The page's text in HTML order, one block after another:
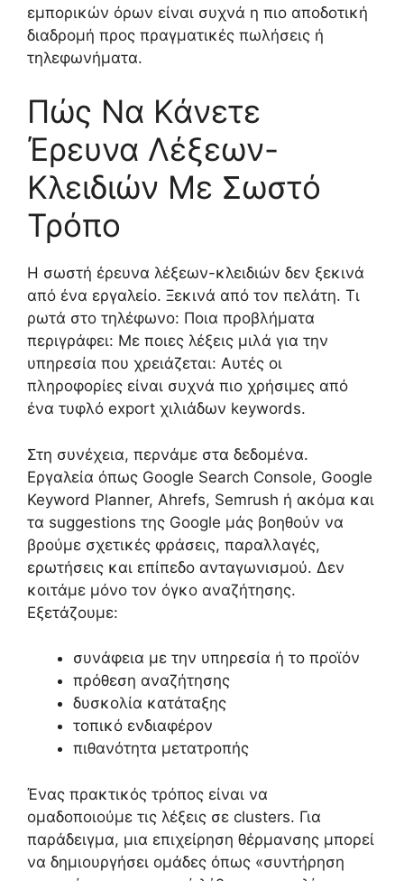
εμπορικών όρων είναι συχνά η πιο αποδοτική
διαδρομή προς πραγματικές πωλήσεις ή
τηλεφωνήματα.
Πώς Να Κάνετε
Έρευνα Λέξεων-
Κλειδιών Με Σωστό
Τρόπο
Η σωστή έρευνα λέξεων-κλειδιών δεν ξεκινά
από ένα εργαλείο. Ξεκινά από τον πελάτη. Τι
ρωτά στο τηλέφωνο: Ποια προβλήματα
περιγράφει: Με ποιες λέξεις μιλά για την
υπηρεσία που χρειάζεται: Αυτές οι
πληροφορίες είναι συχνά πιο χρήσιμες από
ένα τυφλό export χιλιάδων keywords.
Στη συνέχεια, περνάμε στα δεδομένα.
Εργαλεία όπως Google Search Console, Google
Keyword Planner, Ahrefs, Semrush ή ακόμα και
τα suggestions της Google μάς βοηθούν να
βρούμε σχετικές φράσεις, παραλλαγές,
ερωτήσεις και επίπεδο ανταγωνισμού. Δεν
κοιτάμε μόνο τον όγκο αναζήτησης.
Εξετάζουμε:
συνάφεια με την υπηρεσία ή το προϊόν
πρόθεση αναζήτησης
δυσκολία κατάταξης
τοπικό ενδιαφέρον
πιθανότητα μετατροπής
Ένας πρακτικός τρόπος είναι να
ομαδοποιούμε τις λέξεις σε clusters. Για
παράδειγμα, μια επιχείρηση θέρμανσης μπορεί
να δημιουργήσει ομάδες όπως «συντήρηση